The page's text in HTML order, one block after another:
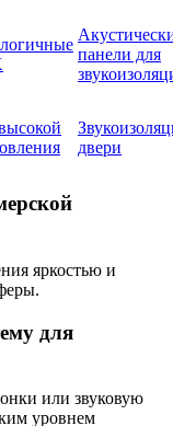
панели для
двери
яркостью и
для
или звуковую
уровнем